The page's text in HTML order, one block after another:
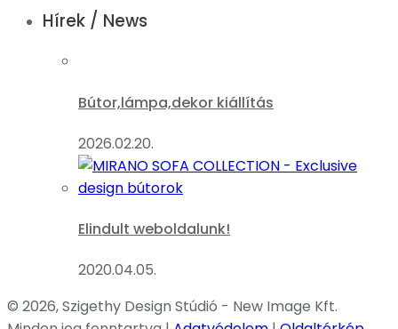
Hírek / News
Bútor,lámpa,dekor kiállítás
2026.02.20.
Elindult weboldalunk!
2020.04.05.
© 2026, Szigethy Design Stúdió - New Image Kft.